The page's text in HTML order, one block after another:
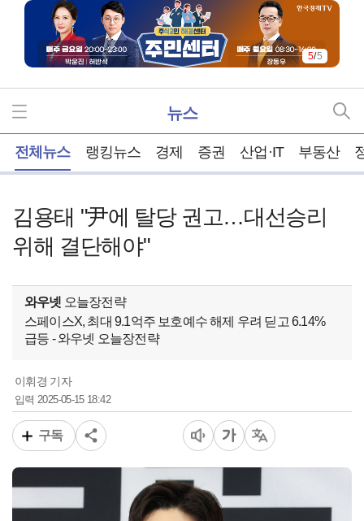
5/5
뉴스
전체뉴스 랭킹뉴스 경제 증권 산업·IT 부동산
김용태 "尹에 탈당 권고…대선승리
위해 결단해야"
와우넷 오늘장전략
스페이스X, 최대 9.1억주 보호예수 해제 우려 딛고 6.14%
급등 - 와우넷 오늘장전략
이휘경 기자
입력2025-05-15 18:42
구독